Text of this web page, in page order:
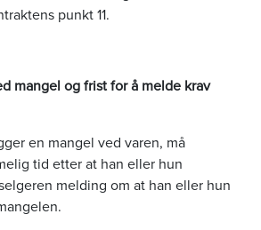
punkt 11.
mangel og frist for å melde krav
en mangel ved varen, må
tid etter at han eller hun
melding om at han eller hun